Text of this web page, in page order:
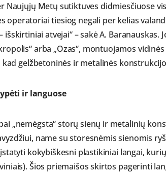
Naujųjų Metų sutiktuves didmiesčiuose
operatoriai tiesiog negali per kelias
išskirtiniai atvejai“ – sakė A.
arba „Ozas“, montuojamos
kad gelžbetoninės ir metalinės
ir languose
„nemėgsta“ storų sienų ir metalinių
name su storesnėmis sienomis
kokybiškesni plastikiniai langai,
Šios priemaišos skirtos pagerinti